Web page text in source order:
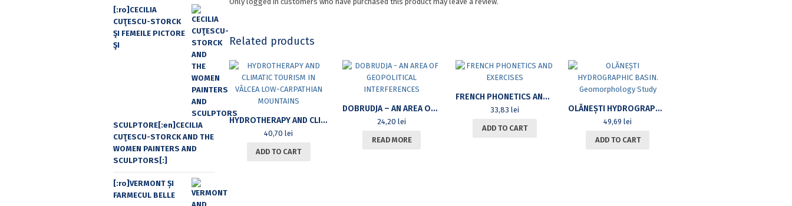
Related products
HYDROTHERAPY AND CLIMATIC TOURISM IN VÂLCEA LOW-CARPATHIAN MOUNTAINS
40,70lei
ADD TO CART
DOBRUDJA – AN AREA OF GEOPOLITICAL INTERFERENCES
24,20lei
READ MORE
FRENCH PHONETICS AND EXERCISES
33,83 lei
ADD TO CART
OLĂNEȘTI HYDROGRAPHIC BASIN. GEOMORPHOLOGY STUDY
49,69lei
ADD TO CART
[:ro]CECILIA
CUŢESCU-STORCK
ŞI FEMEILE PICTORE
ŞI
SCULPTORE[:en]CECILIA
CUŢESCU-STORCK AND THE
WOMEN PAINTERS AND
SCULPTORS[:]
[:ro]VERMONT ȘI
FARMECUL BELLE